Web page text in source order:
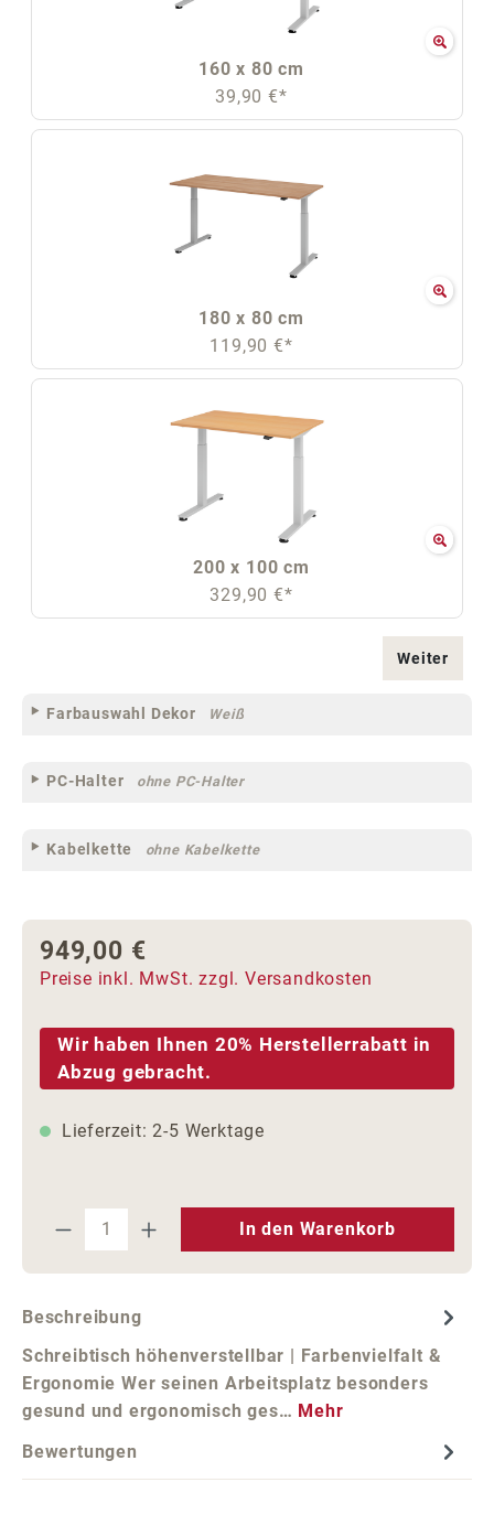
160 x 80 cm
39,90 €*
180 x 80 cm
119,90 €*
200 x 100 cm
329,90 €*
Weiter
Farbauswahl Dekor Weiß
PC-Halter ohne PC-Halter
Kabelkette ohne Kabelkette
Regulärer Preis:
949,00 €
Preise inkl. MwSt. zzgl. Versandkosten
Wir haben Ihnen 20% Herstellerrabatt in
Abzug gebracht.
Lieferzeit: 2-5 Werktage
Produkt Anzahl: Gib den
In den Warenkorb
Beschreibung
Schreibtisch höhenverstellbar | Farbenvielfalt &
Ergonomie Wer seinen Arbeitsplatz besonders
gesund und ergonomisch ges… Mehr
Bewertungen